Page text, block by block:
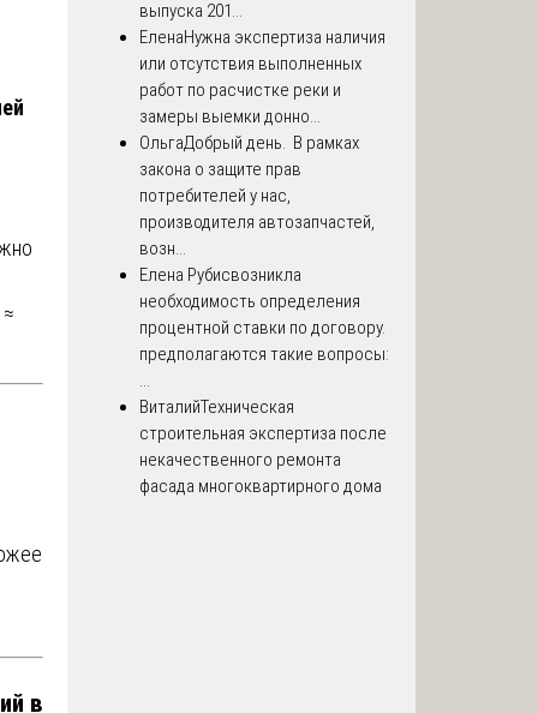
в
выпуска 201...
ЕленаНужна экспертиза наличия
или отсутствия выполненных
работ по расчистке реки и
замеры выемки донно...
ОльгаДобрый день. В рамках
закона о защите прав
потребителей у нас,
производителя автозапчастей,
возн...
Елена Рубисвозникла
необходимость определения
процентной ставки по договору.
предполагаются такие вопросы:
...
ВиталийТехническая
строительная экспертиза после
некачественного ремонта
фасада многоквартирного дома